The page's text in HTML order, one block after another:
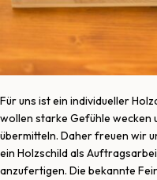
Für uns ist ein individueller
wollen starke Gefühle wecken
übermitteln. Daher freuen wir
ein Holzschild als
anzufertigen. Die bekannte